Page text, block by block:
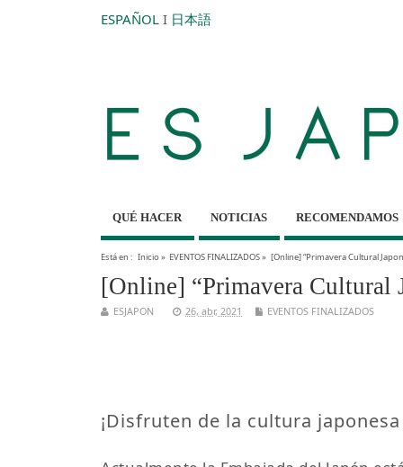
ESPAÑOL I 日本語
QUÉ HACER NOTICIAS RECOMENDAMOS
Está en : Inicio» EVENTOS FINALIZADOS» [Online] “Primavera Cultural
[Online] “Primavera Cultural
ESJAPON 26, abr, 2021 EVENTOS FINALIZADOS
¡Disfruten de la cultura